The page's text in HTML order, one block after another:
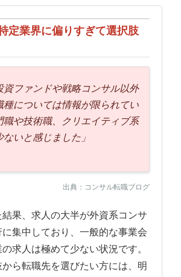
定業界に偏りすぎて選択肢
資ファンドや戦略コンサル以外
種については情報が限られてい
職や技術職、クリエイティブ系
いと感じました」
出典：コンサル転職ブログ
果、求人の大半が外資系コンサ
に集中しており、一般的な事業会
求人は極めて少ない状況です。
ら転職先を選びたい方には、明